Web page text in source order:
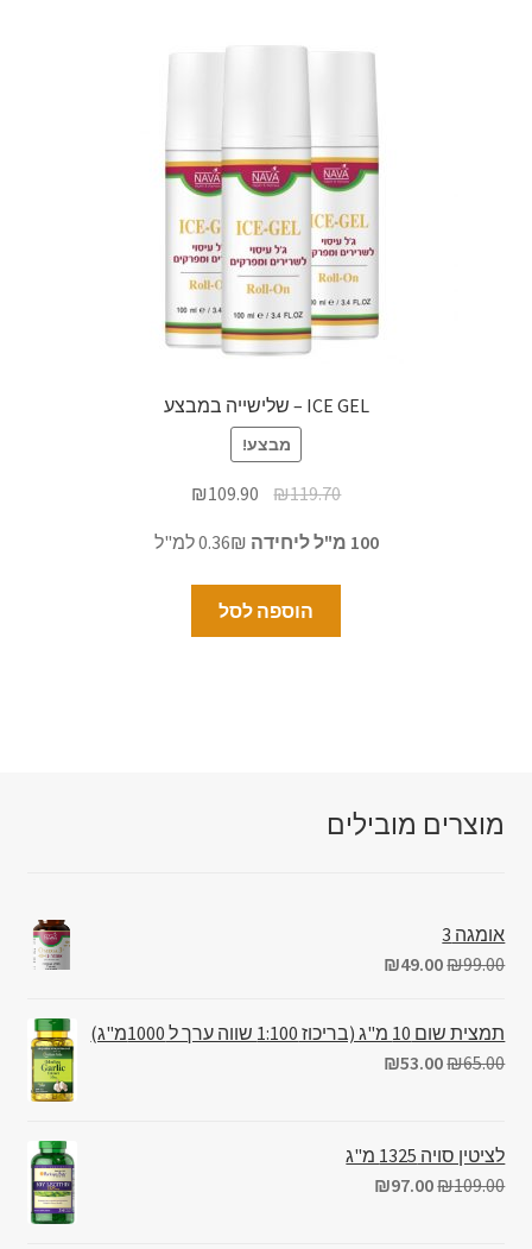
ICE GEL – שלישייה במבצע
מבצע!
₪119.70
₪109.90
100 מ"ל ליחידה
הוספה לסל
מוצרים מובילים
אומגה 3
₪99.00
₪49.00
תמצית שום 10 מ"ג (בריכוז 1:100 שווה ערך ל 1000מ"ג)
₪65.00
₪53.00
לציטין סויה 1325 מ"ג
₪109.00
₪97.00